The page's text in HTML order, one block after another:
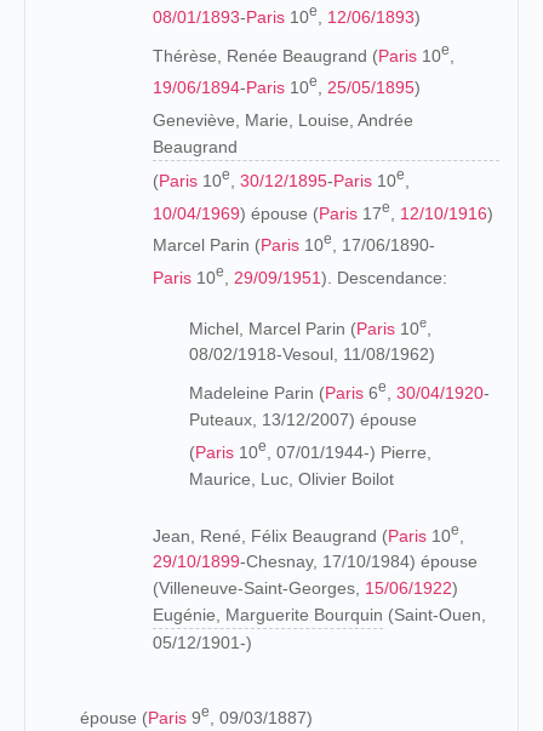
08/01/1893-Paris 10e 12/06/1893)
Thérèse, Renée Beaugrand (Paris 10e
19/06/1894-Paris 10e 25/05/1895)
Geneviève, Marie, Louise, Andrée
Beaugrand
(Paris 10e 30/12/1895-Paris 10e
10/04/1969) épouse (Paris 17e 12/10/1916)
Marcel Parin (Paris 10e
, 17/06/1890-
Paris 10e 29/09/1951). Descendance:
Michel, Marcel Parin (Paris 10e
08/02/1918-Vesoul, 11/08/1962)
Madeleine Parin (Paris 6e 30/04/1920-
Puteaux, 13/12/2007) épouse
(Paris 10e
, 07/01/1944-) Pierre,
Maurice, Luc, Olivier Boilot
Jean, René, Félix Beaugrand (Paris 10e
29/10/1899-Chesnay, 17/10/1984) épouse
(Villeneuve-Saint-Georges, 15/06/1922)
Eugénie, Marguerite Bourquin (Saint-Ouen,
05/12/1901-)
épouse (Paris 9e
, 09/03/1887)